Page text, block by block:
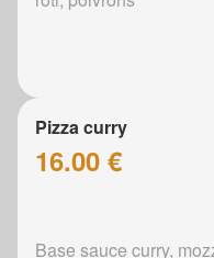
Pizza curry
16.00 €
Base sauce curry,